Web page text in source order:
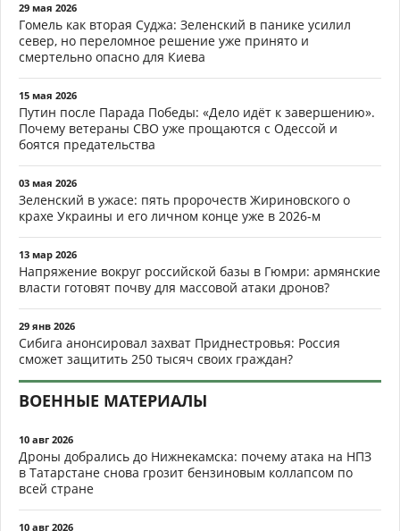
29 мая 2026
Гомель как вторая Суджа: Зеленский в панике усилил
север, но переломное решение уже принято и
смертельно опасно для Киева
15 мая 2026
Путин после Парада Победы: «Дело идёт к завершению».
Почему ветераны СВО уже прощаются с Одессой и
боятся предательства
03 мая 2026
Зеленский в ужасе: пять пророчеств Жириновского о
крахе Украины и его личном конце уже в 2026-м
13 мар 2026
Напряжение вокруг российской базы в Гюмри: армянские
власти готовят почву для массовой атаки дронов?
29 янв 2026
Сибига анонсировал захват Приднестровья: Россия
сможет защитить 250 тысяч своих граждан?
ВОЕННЫЕ МАТЕРИАЛЫ
10 авг 2026
Дроны добрались до Нижнекамска: почему атака на НПЗ
в Татарстане снова грозит бензиновым коллапсом по
всей стране
10 авг 2026